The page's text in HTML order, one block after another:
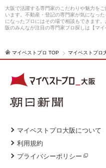
大阪で活躍する専門家のこだわりや魅力を
います。不動産・登記の専門家が気になっ
になったプロにはその場で相談もできます
阪のみんなが注目の専門家プロ探しは【マイ
マイベストプロ TOP マイベストプロ
マイベストプロ大阪について
利用規約
プライバシーポリシー